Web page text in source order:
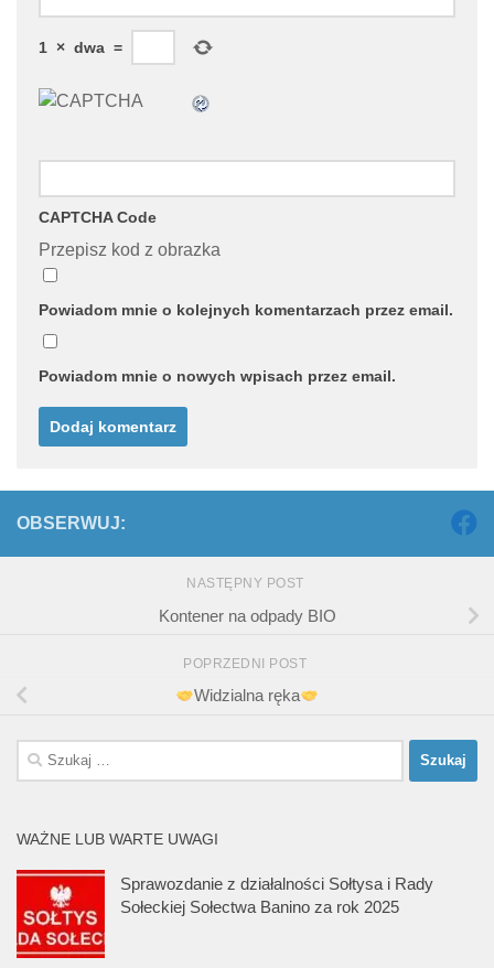
1 × dwa =
CAPTCHA Code
Przepisz kod z obrazka
Powiadom mnie o kolejnych komentarzach przez email.
Powiadom mnie o nowych wpisach przez email.
OBSERWUJ:
NASTĘPNY POST
Kontener na odpady BIO
POPRZEDNI POST
Widzialna ręka
Szukaj:
WAŻNE LUB WARTE UWAGI
Sprawozdanie z działalności Sołtysa i Rady
Sołeckiej Sołectwa Banino za rok 2025